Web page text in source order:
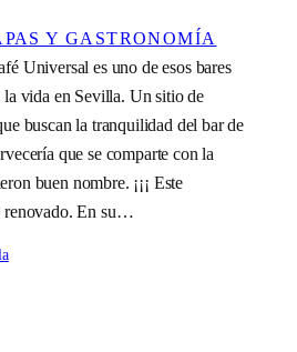
Y GASTRONOMÍA
Universal es uno de esos bares
la vida en Sevilla. Un sitio de
buscan la tranquilidad del bar de
que se comparte con la
buen nombre. ¡¡¡ Este
renovado. En su…